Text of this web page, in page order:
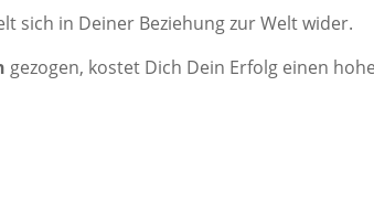
sich in Deiner Beziehung zur Welt wider.
gezogen, kostet Dich Dein Erfolg einen